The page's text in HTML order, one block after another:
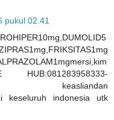
pukul 02.41
HUB:081283958333-
keasliandan
keseluruh indonesia utk